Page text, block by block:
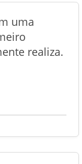
uma
realiza.